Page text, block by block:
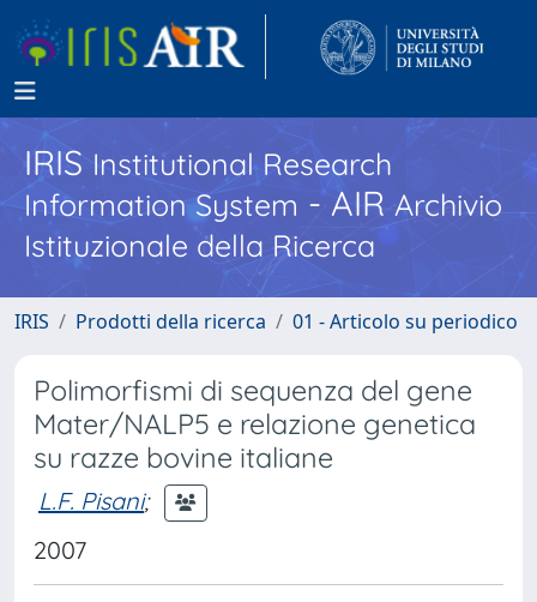
IRISInstitutional Research
Information System - AIR Archivio
Istituzionale della Ricerca
IRIS Prodotti della ricerca 01 - Articolo su periodico
Polimorfismi di sequenza del gene
Mater/NALP5 e relazione genetica
su razze bovine italiane
L.F. Pisani;
2007